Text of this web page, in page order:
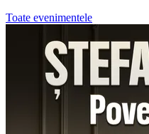
Toate evenimentele